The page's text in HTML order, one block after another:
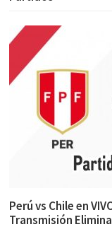
Perú vs Chile en
Transmisión